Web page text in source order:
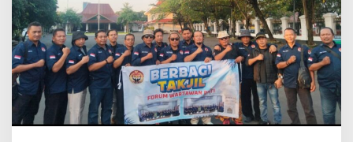
n
P
e
r
s
,
K
e
t